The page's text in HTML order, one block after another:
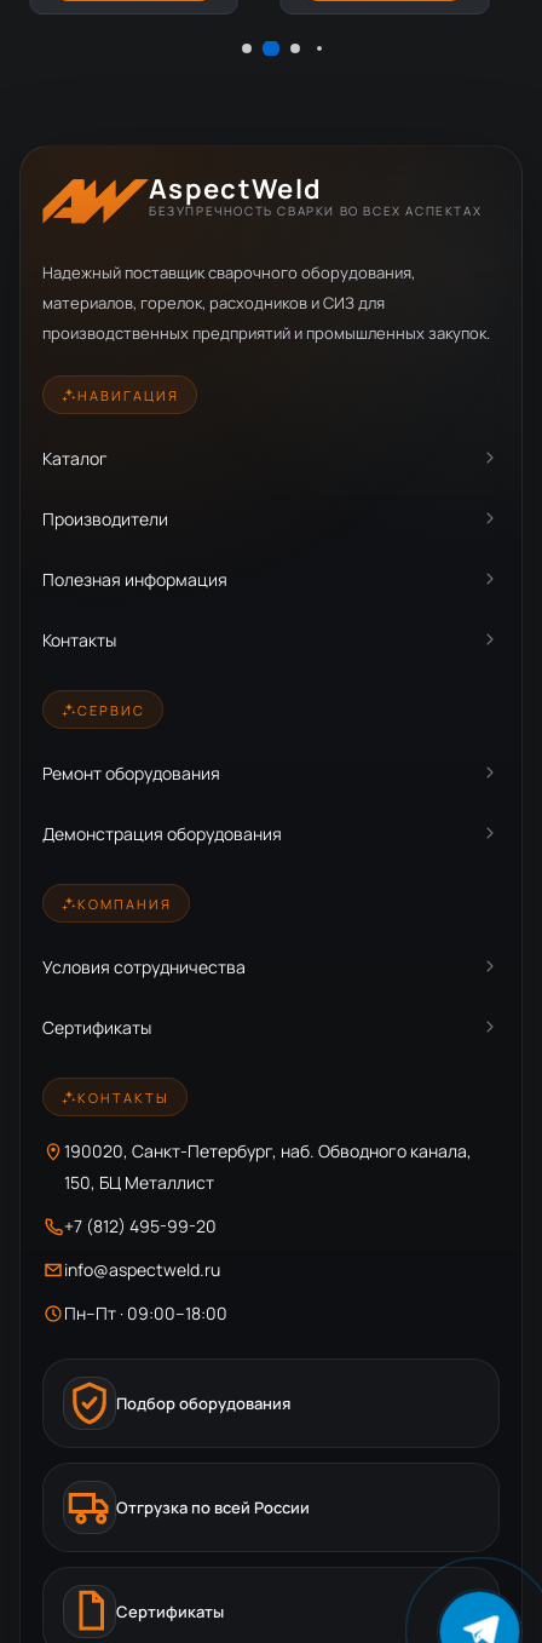
AspectWeld
БЕЗУПРЕЧНОСТЬ СВАРКИ ВО ВСЕХ АСПЕКТАХ
Надежный поставщик сварочного оборудования,
материалов, горелок, расходников и СИЗ для
производственных предприятий и промышленных закупок.
НАВИГАЦИЯ
Каталог
Производители
Полезная информация
Контакты
СЕРВИС
Ремонт оборудования
Демонстрация оборудования
КОМПАНИЯ
Условия сотрудничества
Сертификаты
КОНТАКТЫ
190020, Санкт-Петербург, наб. Обводного канала,
150, БЦ Металлист
+7 (812) 495-99-20
info@aspectweld.ru
Пн–Пт · 09:00–18:00
Подбор оборудования
Отгрузка по всей России
Сертификаты